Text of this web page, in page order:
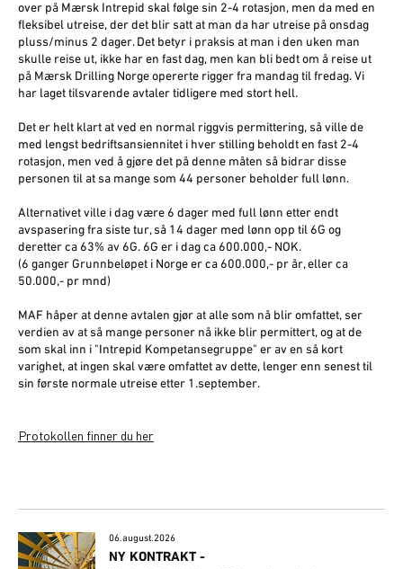
over på Mærsk Intrepid skal følge sin 2-4 rotasjon, men da med en
fleksibel utreise, der det blir satt at man da har utreise på onsdag
pluss/minus 2 dager. Det betyr i praksis at man i den uken man
skulle reise ut, ikke har en fast dag, men kan bli bedt om å reise ut
på Mærsk Drilling Norge opererte rigger fra mandag til fredag. Vi
har laget tilsvarende avtaler tidligere med stort hell.
Det er helt klart at ved en normal riggvis permittering, så ville de
med lengst bedriftsansiennitet i hver stilling beholdt en fast 2-4
rotasjon, men ved å gjøre det på denne måten så bidrar disse
personen til at sa mange som 44 personer beholder full lønn.
Alternativet ville i dag være 6 dager med full lønn etter endt
avspasering fra siste tur, så 14 dager med lønn opp til 6G og
deretter ca 63% av 6G. 6G er i dag ca 600.000,- NOK.
(6 ganger Grunnbeløpet i Norge er ca 600.000,- pr år, eller ca
50.000,- pr mnd)
MAF håper at denne avtalen gjør at alle som nå blir omfattet, ser
verdien av at så mange personer nå ikke blir permittert, og at de
som skal inn i "Intrepid Kompetansegruppe" er av en så kort
varighet, at ingen skal være omfattet av dette, lenger enn senest til
sin første normale utreise etter 1.september.
Protokollen finner du her
06.august.2026
NY KONTRAKT -